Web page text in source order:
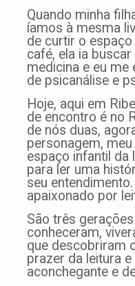
Quando minha
íamos à mesma
de curtir o
café, ela ia
medicina e eu me
de psicanálise e
Hoje, aqui em
de encontro é no
de nós duas,
personagem,
espaço infantil da
para ler uma
seu
apaixonado por
São três
conheceram,
que descobriram
prazer da leitura
aconchegante e